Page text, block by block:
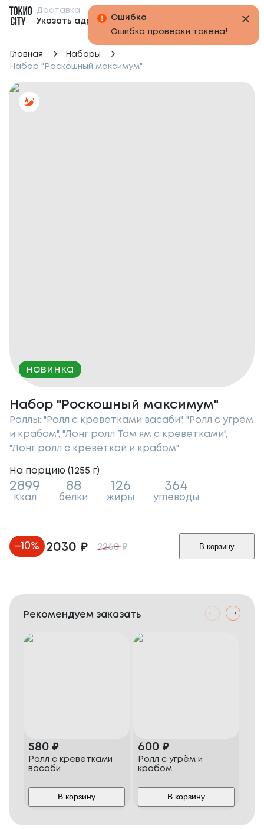
Доставка
Указать адрес
Главная
Наборы
Набор "Роскошный максимум"
новинка
Набор "Роскошный максимум"
Роллы: "Ролл с креветками васаби", "Ролл с угрём
и крабом", "Лонг ролл Том ям с креветками",
"Лонг ролл с креветкой и крабом".
На порцию (1255 г)
2899
Ккал
88
белки
126
жиры
364
углеводы
–10% 2030 ₽ 2260₽ В корзину
Рекомендуем заказать
580 ₽
Ролл с креветками
васаби
В корзину
600 ₽
Ролл с угрём и
крабом
В корзину